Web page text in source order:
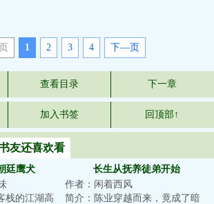
1 2 3 4 下—页
查看目录 下一章
加入书签 回顶部↑
友还喜欢看
廷鹰犬
栈的江湖高
长生从抚养徒弟开始
作者：闲着西风
简介：陈业穿越而来，竟成了暗